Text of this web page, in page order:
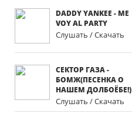
DADDY YANKEE - ME
VOY AL PARTY
Слушать / Скачать
СЕКТОР ГАЗА -
БОМЖ(ПЕСЕНКА О
НАШЕМ ДОЛБОЁБЕ!)
Слушать / Скачать